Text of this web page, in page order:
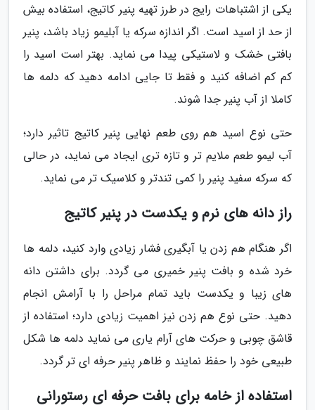
یکی از اشتباهات رایج در طرز تهیه پنیر کاتیج، استفاده بیش
از حد از اسید است. اگر اندازه سرکه یا آبلیمو زیاد باشد، پنیر
بافتی خشک و لاستیکی پیدا می نماید. بهتر است اسید را
کم کم اضافه کنید و فقط تا جایی ادامه دهید که دلمه ها
کاملا از آب پنیر جدا شوند.
حتی نوع اسید هم روی طعم نهایی پنیر کاتیج تاثیر دارد؛
آب لیمو طعم ملایم تر و تازه تری ایجاد می نماید، در حالی
که سرکه سفید پنیر را کمی تندتر و کلاسیک تر می نماید.
راز دانه های نرم و یکدست در پنیر کاتیج
اگر هنگام هم زدن یا آبگیری فشار زیادی وارد کنید، دلمه ها
خرد شده و بافت پنیر خمیری می گردد. برای داشتن دانه
های زیبا و یکدست باید تمام مراحل را با آرامش انجام
دهید. حتی نوع هم زدن نیز اهمیت زیادی دارد؛ استفاده از
قاشق چوبی و حرکت های آرام یاری می نماید دلمه ها شکل
طبیعی خود را حفظ نمایند و ظاهر پنیر حرفه ای تر گردد.
استفاده از خامه برای بافت حرفه ای رستورانی